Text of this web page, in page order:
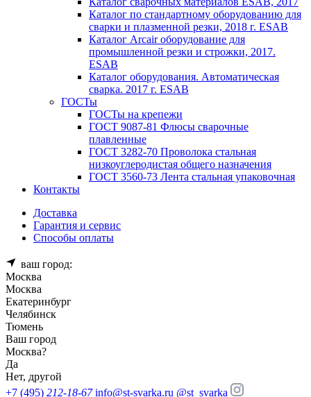
Каталог по стандартному оборудованию для
сварки и плазменной резки, 2018 г. ESAB
Каталог Arcair оборудование для
промышленной резки и строжки, 2017.
ESAB
Каталог оборудования. Автоматическая
сварка. 2017 г. ESAB
ГОСТы
ГОСТы на крепежи
ГОСТ 9087-81 Флюсы сварочные
плавленные
ГОСТ 3282-70 Проволока стальная
низкоуглеродистая общего назначения
ГОСТ 3560-73 Лента стальная упаковочная
Контакты
Доставка
Гарантия и сервис
Способы оплаты
ваш город:
Москва
Москва
Екатеринбург
Челябинск
Тюмень
Ваш город
Москва?
Да
Нет, другой
+7 (495) 212-18-67 info@st-svarka.ru @st_svarka